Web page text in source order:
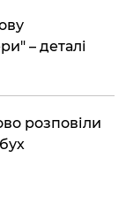
– деталі
розповіли